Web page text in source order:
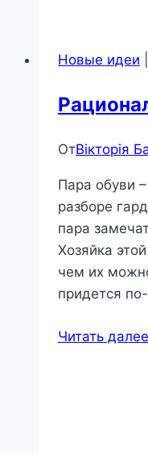
Новые идеи
ОтВікторія
Пара обуви
разборе
пара
Хозяйка
чем их
придется
Читать далее